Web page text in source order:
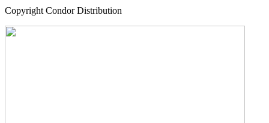
Copyright Condor Distribution